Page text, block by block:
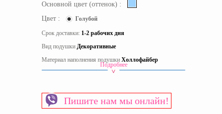
Основной цвет (оттенок) :
Цвет :
Голубой
Срок доставки: 1-2 рабочих дня
Вид подушки Декоративные
Материал наполнения подушки Холлофайбер
Украина
Подробнее
Пишите нам мы онлайн!